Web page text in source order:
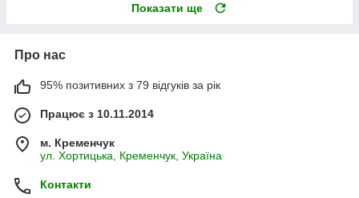
Показати ще
Про нас
95% позитивних з 79 відгуків за рік
Працює з 10.11.2014
м. Кременчук
ул. Хортицька, Кременчук, Україна
Контакти